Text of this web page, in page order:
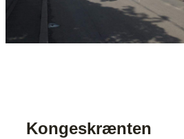
Kongeskrænten